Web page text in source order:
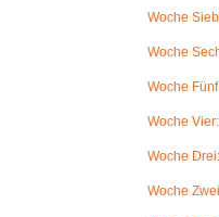
Woche
Woche
Woche
Woche
Woche
Woche